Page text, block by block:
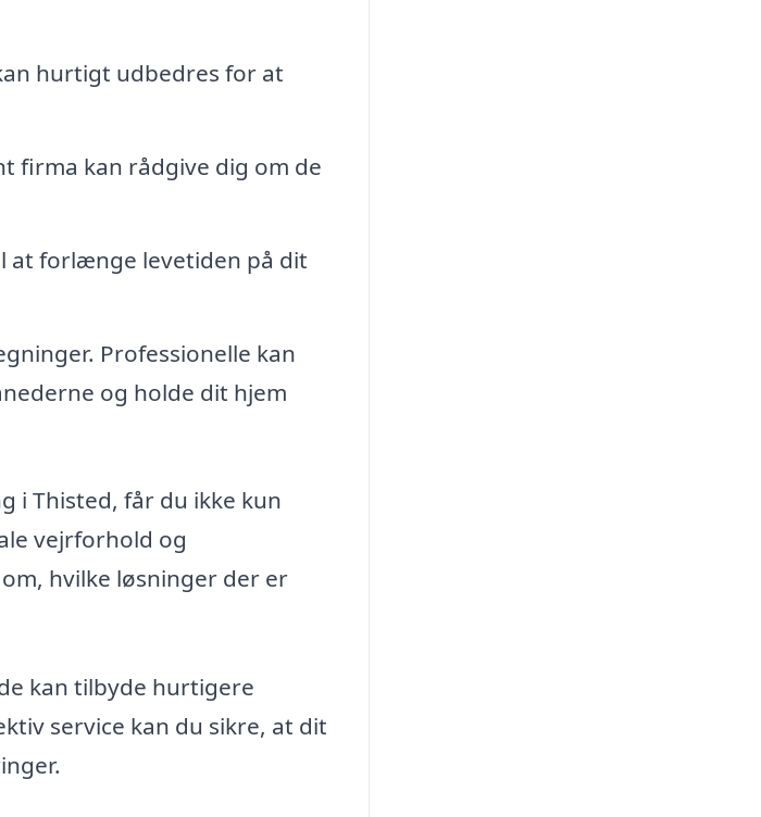
hurtigt udbedres for at
firma kan rådgive dig om de
at forlænge levetiden på dit
Professionelle kan
og holde dit hjem
i Thisted, får du ikke kun
vejrforhold og
hvilke løsninger der er
kan tilbyde hurtigere
service kan du sikre, at dit